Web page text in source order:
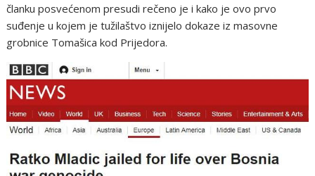
članku posvećenom presudi rečeno je i kako je ovo prvo
suđenje u kojem je tužilaštvo iznijelo dokaze iz masovne
grobnice Tomašica kod Prijedora.